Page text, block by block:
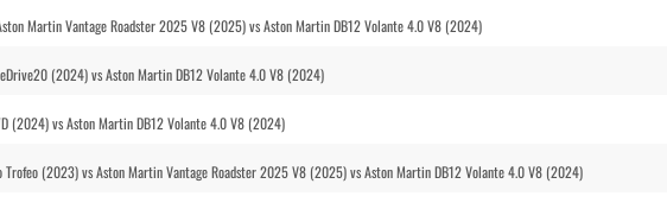
Martin Vantage Roadster 2025 V8 (2025) vs Aston Martin DB12 Volante 4.0 V8 (2024)
(2024) vs Aston Martin DB12 Volante 4.0 V8 (2024)
(2024) vs Aston Martin DB12 Volante 4.0 V8 (2024)
Trofeo (2023) vs Aston Martin Vantage Roadster 2025 V8 (2025) vs Aston Martin DB12 Volante 4.0 V8 (2024)